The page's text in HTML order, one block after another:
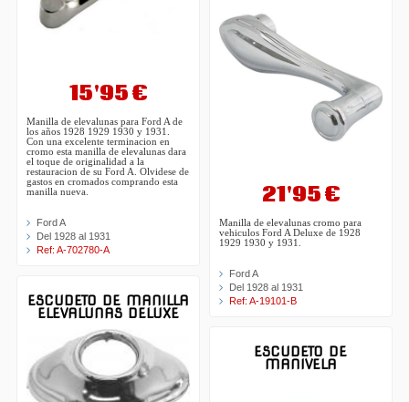
15'95 €
Manilla de elevalunas para Ford A de
los años 1928 1929 1930 y 1931.
Con una excelente terminacion en
cromo esta manilla de elevalunas dara
el toque de originalidad a la
restauracion de su Ford A. Olvidese de
gastos en cromados comprando esta
manilla nueva.
Ford A
Del 1928 al 1931
Ref: A-702780-A
ESCUDETO DE MANILLA
ELEVALUNAS DELUXE
21'95 €
Manilla de elevalunas cromo para
vehiculos Ford A Deluxe de 1928
1929 1930 y 1931.
Ford A
Del 1928 al 1931
Ref: A-19101-B
ESCUDETO DE
MANIVELA